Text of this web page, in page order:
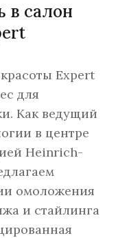
в салон
Expert
для
Как ведущий
в центре
Heinrich-
омоложения
и стайлинга